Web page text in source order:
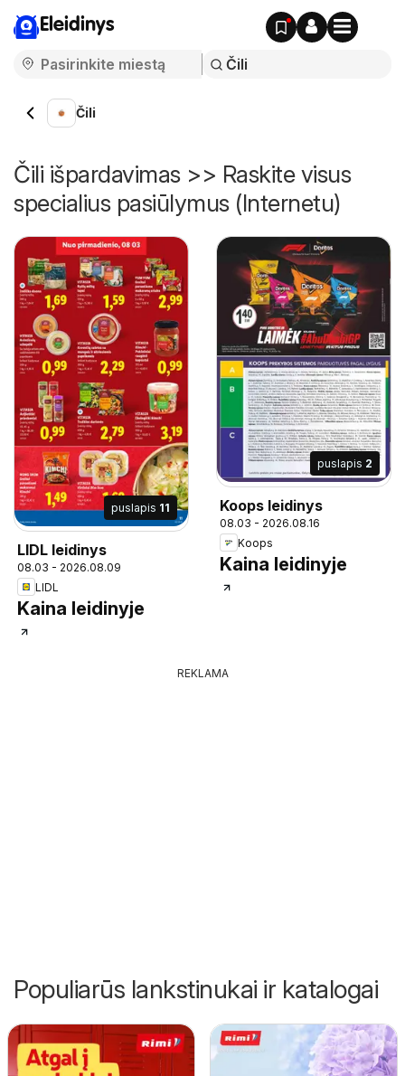
Eleidinys
Čili
Čili išpardavimas >> Raskite visus
specialius pasiūlymus (Internetu)
puslapis 11
LIDL leidinys
08.03 - 2026.08.09
LIDL
Kaina leidinyje
puslapis 2
Koops leidinys
08.03 - 2026.08.16
Koops
Kaina leidinyje
REKLAMA
Populiarūs lankstinukai ir katalogai